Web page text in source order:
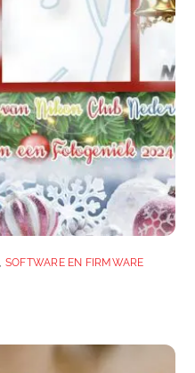
SOFTWARE EN FIRMWARE